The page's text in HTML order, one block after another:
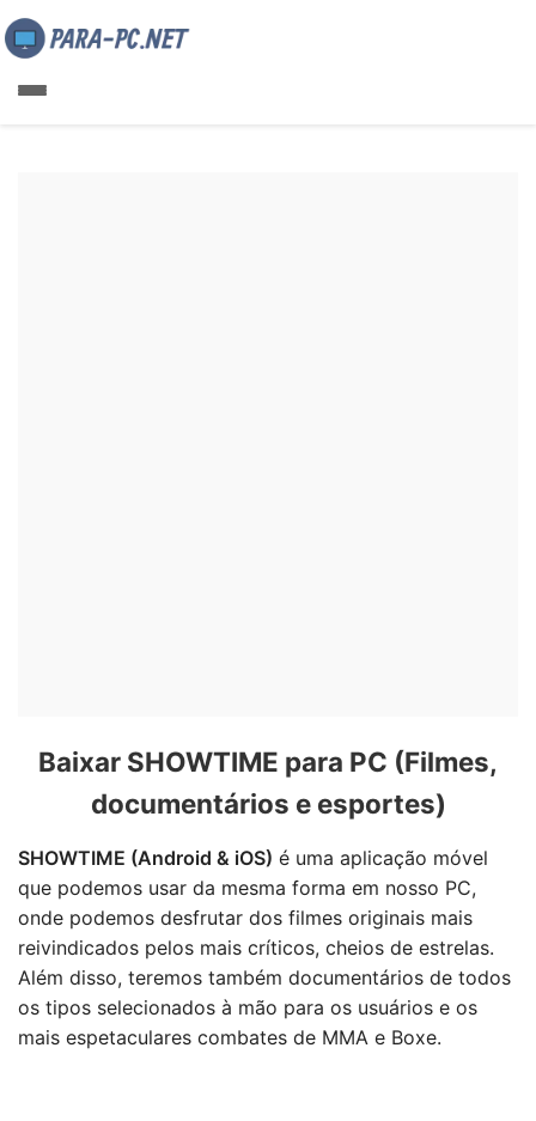
Baixar SHOWTIME para PC (Filmes,
documentários e esportes)
SHOWTIME (Android & iOS) é uma aplicação móvel
que podemos usar da mesma forma em nosso PC,
onde podemos desfrutar dos filmes originais mais
reivindicados pelos mais críticos, cheios de estrelas.
Além disso, teremos também documentários de todos
os tipos selecionados à mão para os usuários e os
mais espetaculares combates de MMA e Boxe.